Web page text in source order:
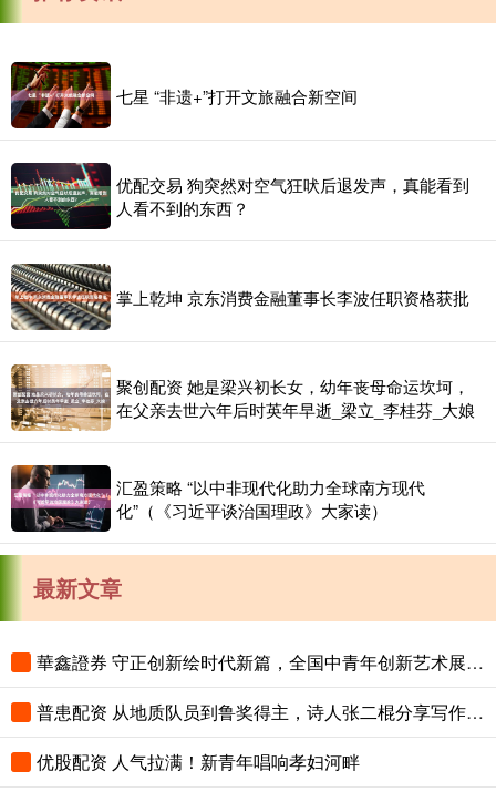
七星 “非遗+”打开文旅融合新空间
优配交易 狗突然对空气狂吠后退发声，真能看到
人看不到的东西？
掌上乾坤 京东消费金融董事长李波任职资格获批
聚创配资 她是梁兴初长女，幼年丧母命运坎坷，
在父亲去世六年后时英年早逝_梁立_李桂芬_大娘
汇盈策略 “以中非现代化助力全球南方现代
化”（《习近平谈治国理政》大家读）
最新文章
華鑫證券 守正创新绘时代新篇，全国中青年创新艺术展登陆中国美术馆
普患配资 从地质队员到鲁奖得主，诗人张二棍分享写作与人生：“因为苍天在上，我愿埋首人间”
优股配资 人气拉满！新青年唱响孝妇河畔